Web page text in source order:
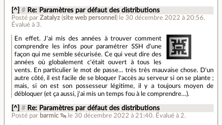
[^] # Re: Paramètres par défaut des distributions
Posté parZatalyz (site web personnel ) le 30 décembre 2022 à 20:56.
Évalué à 3.
En effet. J'ai mis des années à trouver comment
comprendre les infos pour paramétrer SSH d'une
façon qui me semble sécurisée. Ce qui veut dire des
années où globalement c'était ouvert à tous les
vents. En particulier le mot de passe… très très mauvaise chose. D'un
autre côté, il est facile de se bloquer l'accès au serveur si on se plante ;
mais, si on est son possesseur légitime, il y a toujours moyen de
débloquer (et ça aussi, j'ai mis un temps fou à le comprendre…).
[^] # Re: Paramètres par défaut des distributions
Posté par barmic 🦦 le 30 décembre 2022 à 21:40. Évalué à 2.